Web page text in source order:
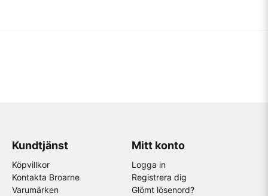
Kundtjänst
Köpvillkor
Kontakta Broarne
Varumärken
Mitt konto
Logga in
Registrera dig
Glömt lösenord?